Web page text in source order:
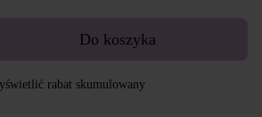
Do koszyka
rabat skumulowany